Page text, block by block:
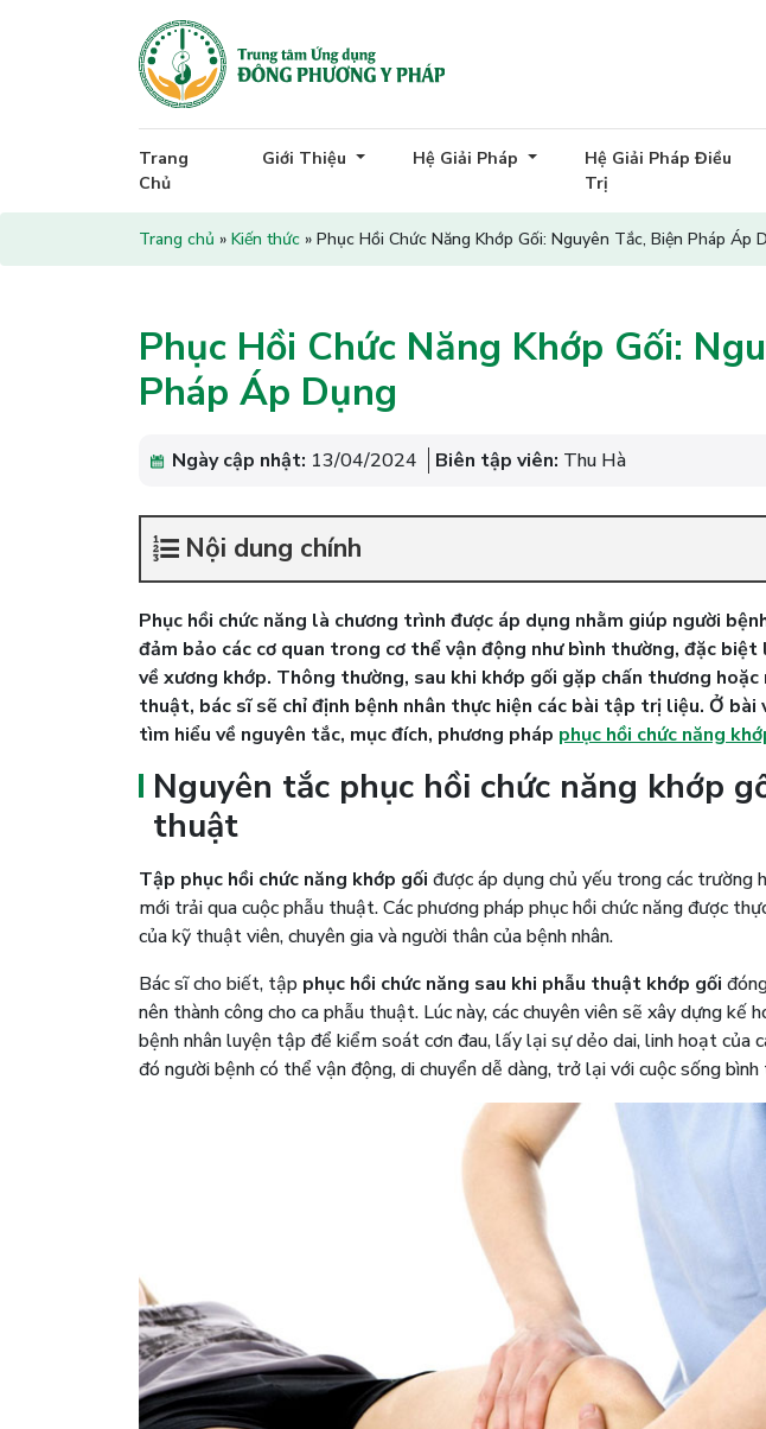
Trang
Chủ
Giới Thiệu Hệ Giải Pháp
Hệ Giải Pháp Điều
Trị
Trang chủ » Kiến thức » Phục Hồi Chức Năng Khớp Gối: Nguyên Tắc, Biện Pháp Áp
Phục Hồi Chức Năng Khớp Gối:
Pháp Áp Dụng
Ngày cập nhật: 13/04/2024 Biên tập viên: Thu Hà
Nội dung chính
Phục hồi chức năng là chương trình được áp dụng nhằm giúp người
đảm bảo các cơ quan trong cơ thể vận động như bình thường, đặc
về xương khớp. Thông thường, sau khi khớp gối gặp chấn thương
thuật, bác sĩ sẽ chỉ định bệnh nhân thực hiện các bài tập trị liệu. Ở bài
tìm hiểu về nguyên tắc, mục đích, phương pháp phục hồi chức năng
Nguyên tắc phục hồi chức năng khớp
thuật
Tập phục hồi chức năng khớp gối được áp dụng chủ yếu trong các trường
mới trải qua cuộc phẫu thuật. Các phương pháp phục hồi chức năng được
của kỹ thuật viên, chuyên gia và người thân của bệnh nhân.
Bác sĩ cho biết, tập phục hồi chức năng sau khi phẫu thuật khớp gối
nên thành công cho ca phẫu thuật. Lúc này, các chuyên viên sẽ xây dựng kế
bệnh nhân luyện tập để kiểm soát cơn đau, lấy lại sự dẻo dai, linh hoạt của
đó người bệnh có thể vận động, di chuyển dễ dàng, trở lại với cuộc sống